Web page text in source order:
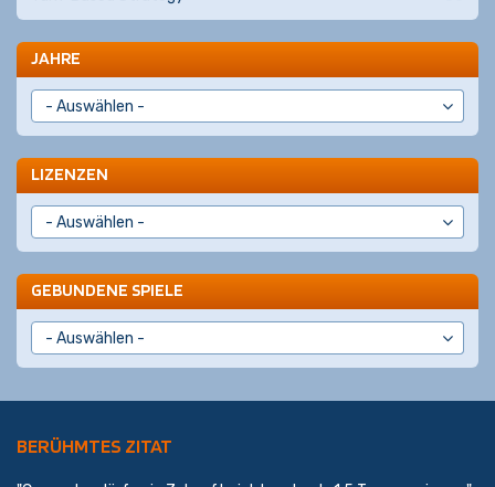
JAHRE
LIZENZEN
GEBUNDENE SPIELE
BERÜHMTES ZITAT